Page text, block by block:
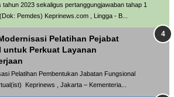
2023 sekaligus pertanggungjawaban tahap 1
Pemdes) Keprinews.com , Lingga - B...
Pelatihan Pejabat
untuk Perkuat Layanan
Pelatihan Pembentukan Jabatan Fungsional
Keprinews , Jakarta – Kementeria...